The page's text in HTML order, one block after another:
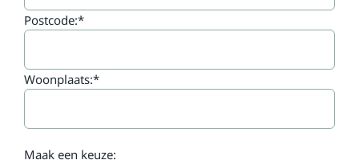
Postcode:*
Woonplaats:*
Maak een keuze: